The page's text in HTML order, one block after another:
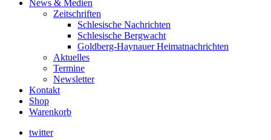
News & Medien
Zeitschriften
Schlesische Nachrichten
Schlesische Bergwacht
Goldberg-Haynauer Heimatnachrichten
Aktuelles
Termine
Newsletter
Kontakt
Shop
Warenkorb
twitter